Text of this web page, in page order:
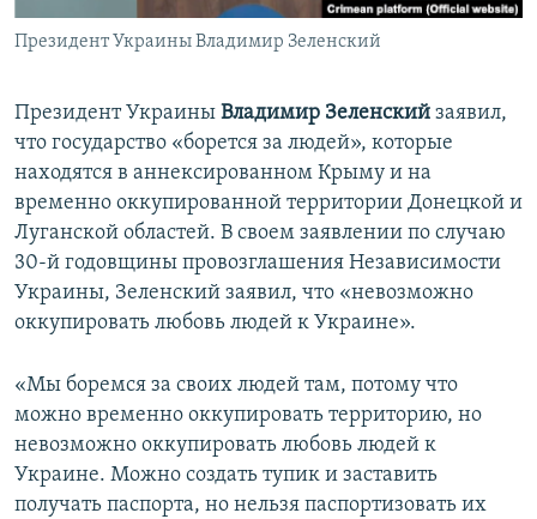
УКРАИНСКАЯ ПРОБЛЕМА КРЫМА
Все сайты RFE/RL
Президент Украины Владимир Зеленский
Президент Украины Владимир Зеленский заявил,
что государство «борется за людей», которые
находятся в аннексированном Крыму и на
временно оккупированной территории Донецкой и
Луганской областей. В своем заявлении по случаю
30-й годовщины провозглашения Независимости
Украины, Зеленский заявил, что «невозможно
оккупировать любовь людей к Украине».
«Мы боремся за своих людей там, потому что
можно временно оккупировать территорию, но
невозможно оккупировать любовь людей к
Украине. Можно создать тупик и заставить
получать паспорта, но нельзя паспортизовать их